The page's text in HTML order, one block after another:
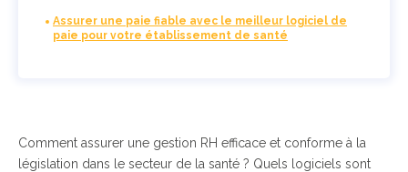
Assurer une paie fiable avec le meilleur logiciel de
paie pour votre établissement de santé
Comment assurer une gestion RH efficace et conforme à la
législation dans le secteur de la santé ? Quels logiciels sont